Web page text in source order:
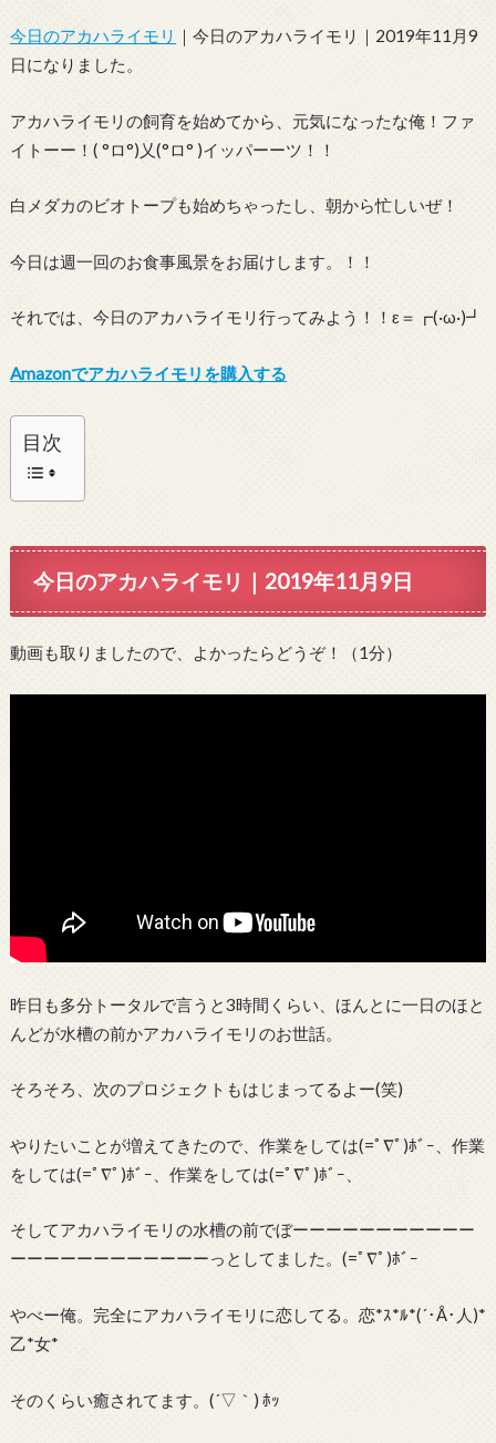
今日のアカハライモリ
｜今日のアカハライモリ｜2019年11月9
日になりました。
アカハライモリの飼育を始めてから、元気になったな俺！ファ
イトーー！( °ロ°)乂(°ロ° )イッパーーツ！！
白メダカのビオトープも始めちゃったし、朝から忙しいぜ！
今日は週一回のお食事風景をお届けします。！！
それでは、今日のアカハライモリ行ってみよう！！ε＝┏(·ω·)┛
Amazonでアカハライモリを購入する
目次
今日のアカハライモリ｜2019年11月9日
動画も取りましたので、よかったらどうぞ！（1分）
昨日も多分トータルで言うと3時間くらい、ほんとに一日のほと
んどが水槽の前かアカハライモリのお世話。
そろそろ、次のプロジェクトもはじまってるよー(笑)
やりたいことが増えてきたので、作業をしては(=ﾟ∇ﾟ)ﾎﾞｰ、作業
をしては(=ﾟ∇ﾟ)ﾎﾞｰ、作業をしては(=ﾟ∇ﾟ)ﾎﾞｰ、
そしてアカハライモリの水槽の前でぼーーーーーーーーーーー
ーーーーーーーーーーーーっとしてました。(=ﾟ∇ﾟ)ﾎﾞｰ
やべー俺。完全にアカハライモリに恋してる。恋*ｽ*ﾙ*(´･Å･人)*
乙*女*
そのくらい癒されてます。(´▽｀) ﾎｯ